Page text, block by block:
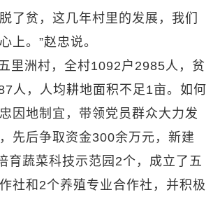
了贫，这几年村里的发展，我们
上。”赵忠说。
里洲村，全村1092户2985人，贫
人，人均耕地面积不足1亩。如何
因地制宜，带领党员群众大力发
先后争取资金300余万元，新建
育蔬菜科技示范园2个，成立了五
社和2个养殖专业合作社，并积极